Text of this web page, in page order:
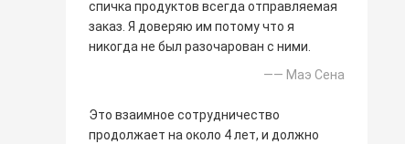
спичка продуктов всегда отправляемая
заказ. Я доверяю им потому что я
никогда не был разочарован с ними.
—— Маэ Сена
Это взаимное сотрудничество
продолжает на около 4 лет, и должно